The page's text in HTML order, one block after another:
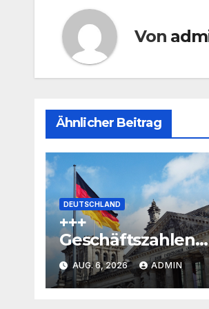
Von
Ähnlicher Beitrag
DEUTSCHLAND
+++
Geschäftszahlen
+++: Airbnb
übertrifft
Erwartungen –
AUG. 6, 2026 ADMIN